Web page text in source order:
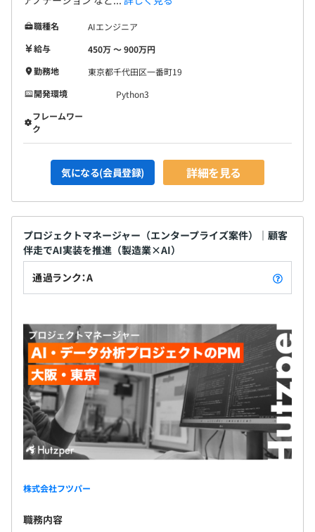
職種名
AIエンジニア
給与
450万 〜 900万円
勤務地
東京都千代田区一番町19
開発環境
Python3
フレームワー
ク
気になる(会員登録) 詳細を見る
プロジェクトマネージャー（エンタープライズ案件）｜顧客
伴走でAI実装を推進（製造業×AI）
通過ランク：A
株式会社フツパー
職務内容